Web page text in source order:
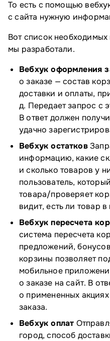
То есть с помощью
с сайта нужную
Вот список необходимых
мы разработали.
Вебхук оформления
о заказе — состав
доставки и оплаты,
д. Передает запрос с
В ответ должен
удачно
Вебхук остатков
информацию, какие
и сколько товаров у
пользователь,
товара/проверяет
видит, есть ли товар
Вебхук пересчета
система пересчета
предложений,
корзины позволяет
мобильное
о заказе на сайт. В
о примененных
заказа.
Вебхук оплат
город, способ